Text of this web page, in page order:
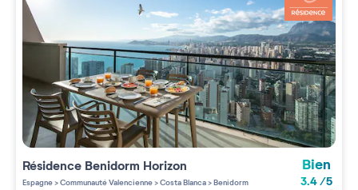
Résidence Benidorm Horizon
Espagne>Communauté Valencienne>Costa Blanca>Benidorm
Bien
3.4/5